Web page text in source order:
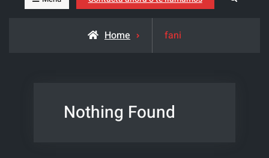
Home
Posts
fani
Nothing Found